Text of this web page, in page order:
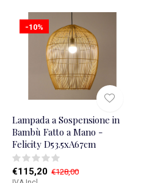
-10%
Lampada a Sospensione in
Bambù Fatto a Mano -
Felicity D53.5xA67cm
€115,20 €128,00